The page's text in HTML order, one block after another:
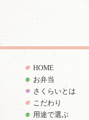
HOME
お弁当
さくらいとは
こだわり
用途で選ぶ